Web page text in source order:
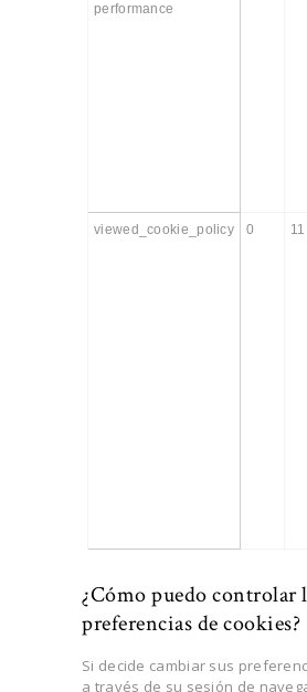
performance
viewed_cookie_policy 0
¿Cómo puedo controlar
preferencias de cookies?
Si decide cambiar sus
a través de su sesión de